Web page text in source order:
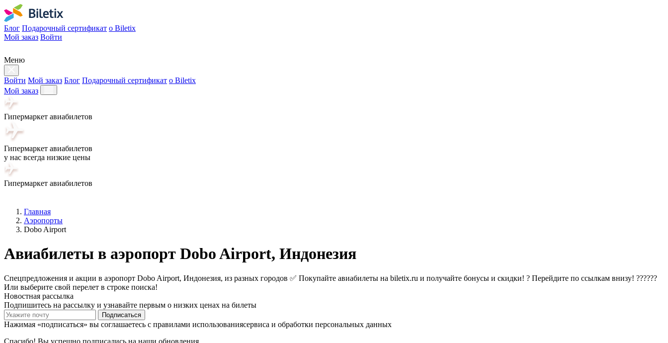
Блог Подарочный сертификат о Biletix
Мой заказ Войти
Меню
Войти Мой заказ Блог Подарочный сертификат о Biletix
Мой заказ
Гипермаркет авиабилетов
Гипермаркет авиабилетов
у нас всегда низкие цены
Гипермаркет авиабилетов
Главная
Аэропорты
Dobo Airport
Авиабилеты в аэропорт Dobo Airport, Индонезия
Спецпредложения и акции в аэропорт Dobo Airport, Индонезия, из разных городов ✅ Покупайте авиабилеты на biletix.ru и получайте бонусы и скидки! ? Перейдите по ссылкам внизу! ??????
Или выберите свой перелет в строке поиска!
Новостная рассылка
Подпишитесь на рассылку и узнавайте первым о низких ценах на билеты
Подписаться
Нажимая «подписаться» вы соглашаетесь с правилами использованиясервиса и обработки персональных данных
Спасибо! Вы успешно подписались на наши обновления